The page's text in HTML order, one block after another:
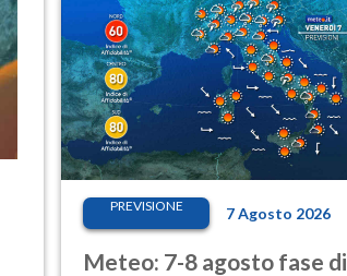
PREVISIONE 7 Agosto 2026
Meteo: 7-8 agosto fase di